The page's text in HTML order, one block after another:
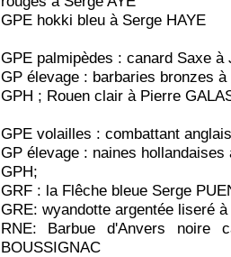
GPE hokki bleu à Serge HAYE
GPE palmipèdes : canard Saxe à
GP élevage : barbaries bronzes
GPH ; Rouen clair à Pierre
GPE volailles : combattant
GP élevage : naines hollandaises
GPH;
GRF : la Flêche bleue Serge
GRE: wyandotte argentée liseré
RNE: Barbue d'Anvers noire
BOUSSIGNAC